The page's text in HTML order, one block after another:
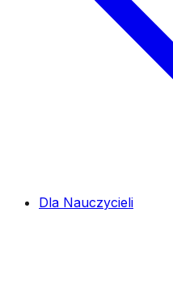
Dla Nauczycieli